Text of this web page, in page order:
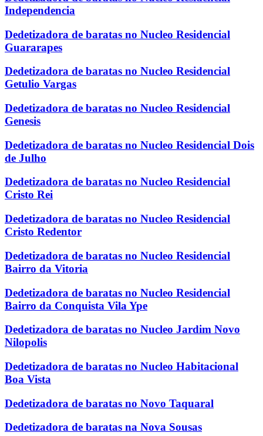
Independencia
Dedetizadora de baratas no Nucleo Residencial
Guararapes
Dedetizadora de baratas no Nucleo Residencial
Getulio Vargas
Dedetizadora de baratas no Nucleo Residencial
Genesis
Dedetizadora de baratas no Nucleo Residencial Dois
de Julho
Dedetizadora de baratas no Nucleo Residencial
Cristo Rei
Dedetizadora de baratas no Nucleo Residencial
Cristo Redentor
Dedetizadora de baratas no Nucleo Residencial
Bairro da Vitoria
Dedetizadora de baratas no Nucleo Residencial
Bairro da Conquista Vila Ype
Dedetizadora de baratas no Nucleo Jardim Novo
Nilopolis
Dedetizadora de baratas no Nucleo Habitacional
Boa Vista
Dedetizadora de baratas no Novo Taquaral
Dedetizadora de baratas na Nova Sousas